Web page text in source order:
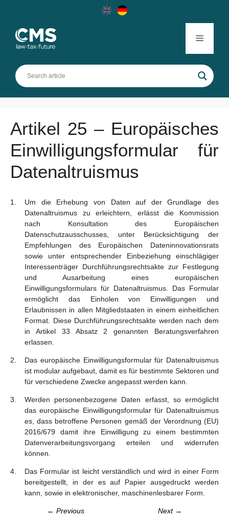
Menu
Artikel 25 – Europäisches
Einwilligungsformular für
Datenaltruismus
Um die Erhebung von Daten auf der Grundlage des
Datenaltruismus zu erleichtern, erlässt die Kommission
nach Konsultation des Europäischen
Datenschutzausschusses, unter Berücksichtigung der
Empfehlungen des Europäischen Dateninnovationsrats
sowie unter entsprechender Einbeziehung einschlägiger
Interessenträger Durchführungsrechtsakte zur Festlegung
und Ausarbeitung eines europäischen
Einwilligungsformulars für Datenaltruismus. Das Formular
ermöglicht das Einholen von Einwilligungen und
Erlaubnissen in allen Mitgliedstaaten in einem einheitlichen
Format. Diese Durchführungsrechtsakte werden nach dem
in Artikel 33 Absatz 2 genannten Beratungsverfahren
erlassen.
Das europäische Einwilligungsformular für Datenaltruismus
ist modular aufgebaut, damit es für bestimmte Sektoren und
für verschiedene Zwecke angepasst werden kann.
Werden personenbezogene Daten erfasst, so ermöglicht
das europäische Einwilligungsformular für Datenaltruismus
es, dass betroffene Personen gemäß der Verordnung (EU)
2016/679 damit ihre Einwilligung zu einem bestimmten
Datenverarbeitungsvorgang erteilen und widerrufen
können.
Das Formular ist leicht verständlich und wird in einer Form
bereitgestellt, in der es auf Papier ausgedruckt werden
kann, sowie in elektronischer, maschinenlesbarer Form.
← Previous Next →